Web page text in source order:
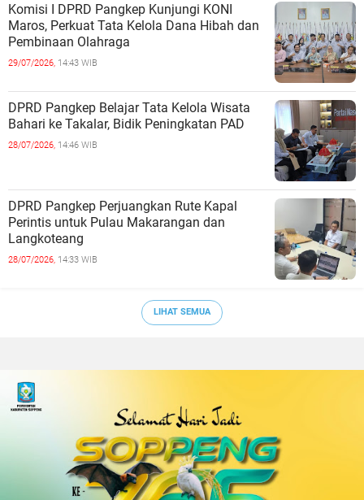
Komisi I DPRD Pangkep Kunjungi KONI
Maros, Perkuat Tata Kelola Dana Hibah dan
Pembinaan Olahraga
29/07/2026, 14:43 WIB
DPRD Pangkep Belajar Tata Kelola Wisata
Bahari ke Takalar, Bidik Peningkatan PAD
28/07/2026, 14:46 WIB
DPRD Pangkep Perjuangkan Rute Kapal
Perintis untuk Pulau Makarangan dan
Langkoteang
28/07/2026, 14:33 WIB
LIHAT SEMUA